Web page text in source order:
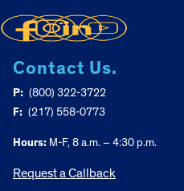
Contact Us.
P: (800) 322-3722
F: (217) 558-0773
Hours: M-F, 8 a.m. – 4:30 p.m.
Request a Callback